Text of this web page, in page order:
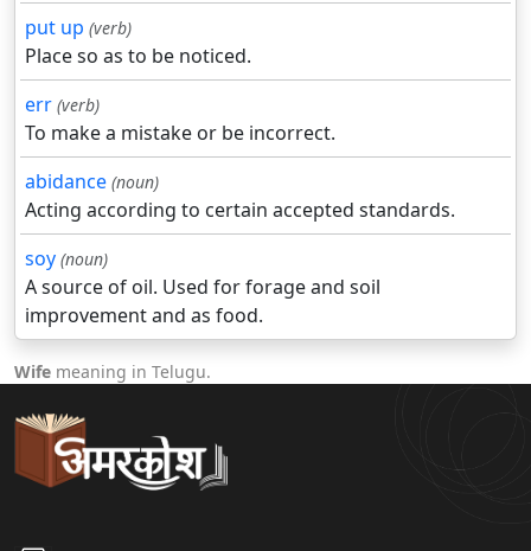
put up (verb)
Place so as to be noticed.
err (verb)
To make a mistake or be incorrect.
abidance (noun)
Acting according to certain accepted standards.
soy (noun)
A source of oil. Used for forage and soil
improvement and as food.
Wife meaning in Telugu.